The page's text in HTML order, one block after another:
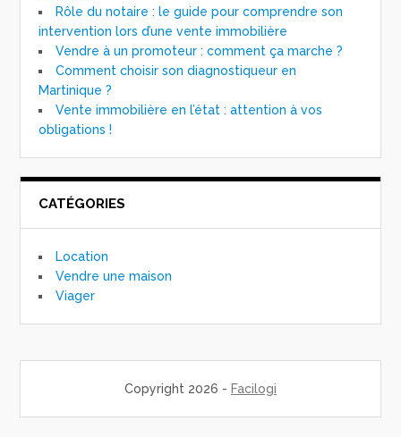
Rôle du notaire : le guide pour comprendre son
intervention lors d’une vente immobilière
Vendre à un promoteur : comment ça marche ?
Comment choisir son diagnostiqueur en
Martinique ?
Vente immobilière en l’état : attention à vos
obligations !
CATÉGORIES
Location
Vendre une maison
Viager
Copyright 2026 - Facilogi